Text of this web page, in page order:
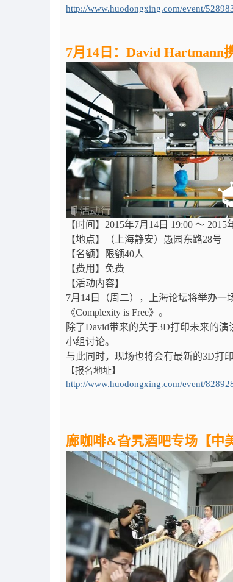
http://www.huodongxing.com/event/
7月14日：David Hartmann
【时间】2015年7月14日 19:00 ～ 2015
【地点】（上海静安）愚园东路28号
【名额】限额40人
【费用】免费
【活动内容】
7月14日（周二），上海论坛将举办一
《Complexity is Free》。
除了David带来的关于3D打印未来的
小组讨论。
与此同时，现场也将会有最新的3D打印
【报名地址】
http://www.huodongxing.com/event/
廊咖啡&旮旯酒吧专场【中